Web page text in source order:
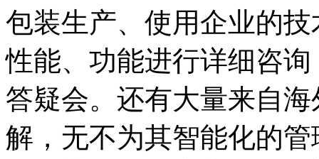
包装生产、使用企业的
性能、功能进行详细咨
答疑会。还有大量来自
解，无不为其智能化的